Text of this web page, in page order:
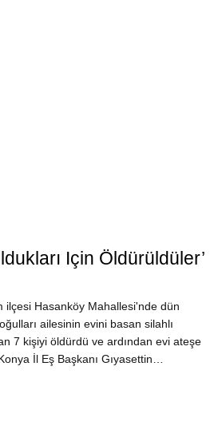
Için Öldürüldüler’
ilçesi Hasanköy Mahallesi'nde dün
ailesinin evini basan silahlı
7 kişiyi öldürdü ve ardından evi ateşe
İl Eş Başkanı Gıyasettin…